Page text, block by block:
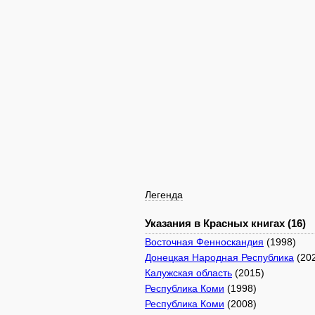
Легенда
Указания в Красных книгах (16)
Восточная Фенноскандия (1998)
Донецкая Народная Республика
Калужская область (2015)
Республика Коми (1998)
Республика Коми (2008)